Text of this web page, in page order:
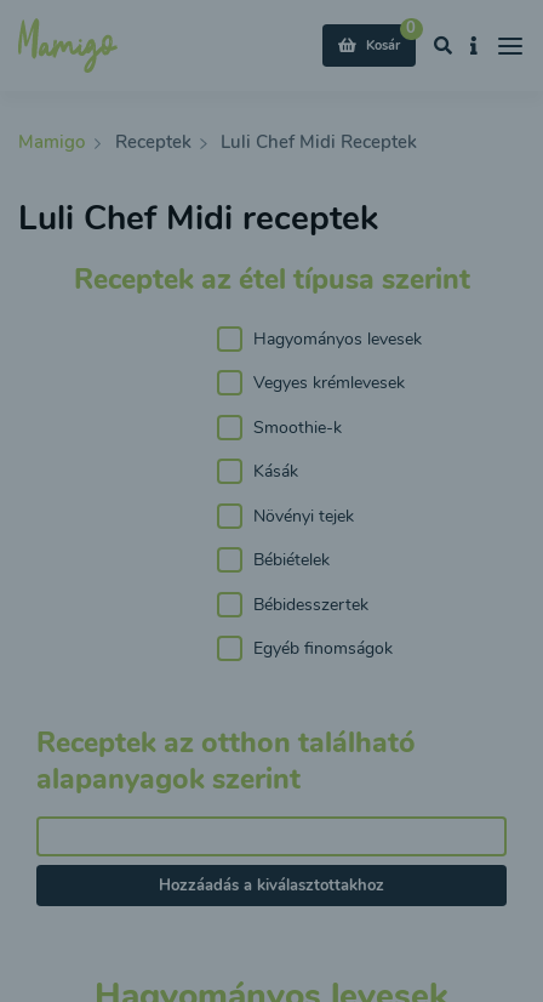
0
Kosár
Mamigo Receptek Luli Chef Midi Receptek
Luli Chef Midi receptek
Receptek az étel típusa szerint
Hagyományos levesek
Vegyes krémlevesek
Smoothie-k
Kásák
Növényi tejek
Bébiételek
Bébidesszertek
Egyéb finomságok
Receptek az otthon található
alapanyagok szerint
Hozzáadás a kiválasztottakhoz